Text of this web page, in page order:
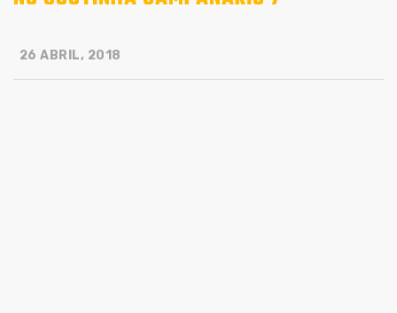
26 ABRIL, 2018